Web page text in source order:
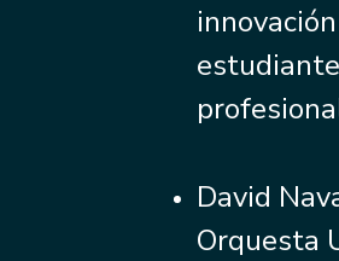
David
Orquesta